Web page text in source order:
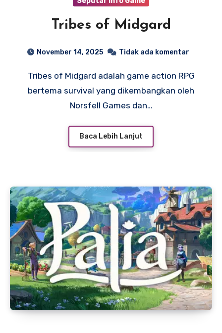
Tribes of Midgard
November 14, 2025 Tidak ada komentar
Tribes of Midgard adalah game action RPG
bertema survival yang dikembangkan oleh
Norsfell Games dan…
Baca Lebih Lanjut